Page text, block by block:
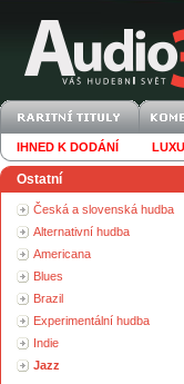
IHNED K DODÁNÍ
Ostatní
Česká a slovenská hudba
Alternativní hudba
Americana
Blues
Brazil
Experimentální hudba
Indie
Jazz